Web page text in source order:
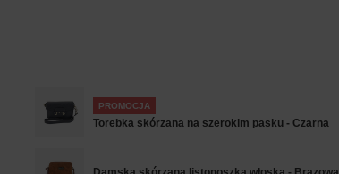
PROMOCJA
Torebka skórzana na szerokim pasku - Czarna